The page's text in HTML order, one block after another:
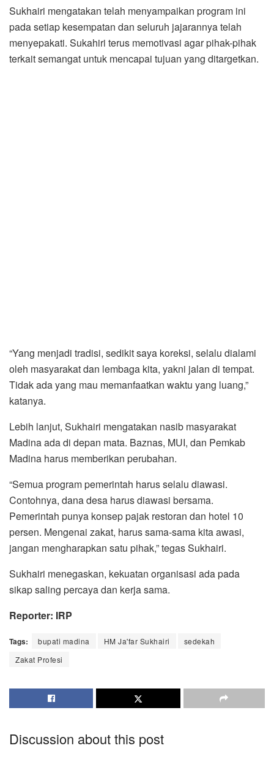
Sukhairi mengatakan telah menyampaikan program ini
pada setiap kesempatan dan seluruh jajarannya telah
menyepakati. Sukahiri terus memotivasi agar pihak-pihak
terkait semangat untuk mencapai tujuan yang ditargetkan.
“Yang menjadi tradisi, sedikit saya koreksi, selalu dialami
oleh masyarakat dan lembaga kita, yakni jalan di tempat.
Tidak ada yang mau memanfaatkan waktu yang luang,”
katanya.
Lebih lanjut, Sukhairi mengatakan nasib masyarakat
Madina ada di depan mata. Baznas, MUI, dan Pemkab
Madina harus memberikan perubahan.
“Semua program pemerintah harus selalu diawasi.
Contohnya, dana desa harus diawasi bersama.
Pemerintah punya konsep pajak restoran dan hotel 10
persen. Mengenai zakat, harus sama-sama kita awasi,
jangan mengharapkan satu pihak,” tegas Sukhairi.
Sukhairi menegaskan, kekuatan organisasi ada pada
sikap saling percaya dan kerja sama.
Reporter: IRP
Tags: bupati madina HM Ja'far Sukhairi
sedekah
Zakat Profesi
Discussion about this post